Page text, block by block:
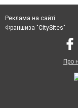
Реклама на сайті
Франшиза "CitySites"
Про